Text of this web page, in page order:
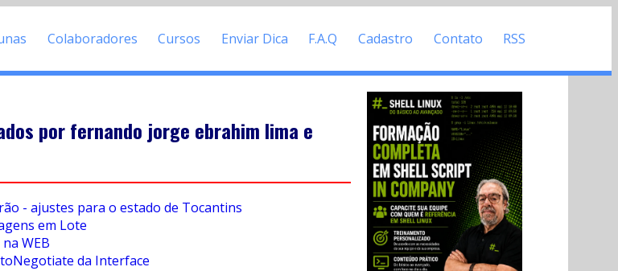
Colaboradores Cursos Enviar Dica F.A.Q Cadastro Contato RSS
por fernando jorge ebrahim lima e
- ajustes para o estado de Tocantins
em Lote
WEB
da Interface